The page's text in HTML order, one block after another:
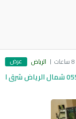
الرياض عرض
دينا طش اثاث قديم بالرياض 0557573607 شمال الرياض شرق ا